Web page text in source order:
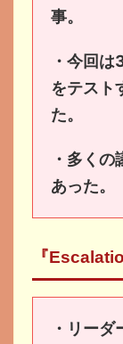
事。
・今回
をテスト
た。
・多く
あった。
『
・リー